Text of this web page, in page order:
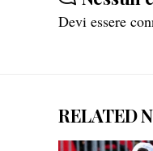
Devi essere
RELATED